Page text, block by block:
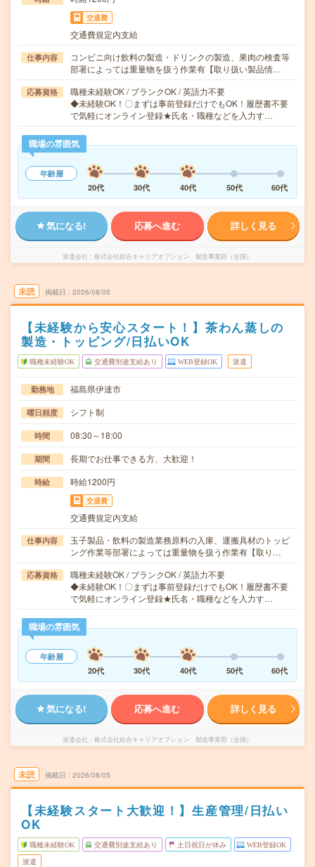
交通費
交通費規定内支給
仕事内容
コンビニ向け飲料の製造・ドリンクの製造、果肉の検査等
部署によっては重量物を扱う作業有【取り扱い製品情…
応募資格
職種未経験OK / ブランクOK / 英語力不要
◆未経験OK！〇まずは事前登録だけでもOK！履歴書不要
で気軽にオンライン登録★氏名・職種などを入力す…
職場の雰囲気
年齢層
20代
30代 40代 50代 60代
気になる! 応募へ進む 詳しく見る
派遣会社 株式会社綜合キャリアオプション 製造事業部（全国）
未読 掲載日 2026/08/05
【未経験から安心スタート！】茶わん蒸しの
製造・トッピング/日払いOK
職種未経験OK 交通費別途支給あり WEB登録OK 派遣
勤務地 福島県伊達市
曜日頻度 シフト制
時間 08:30～18:00
期間 長期でお仕事できる方、大歓迎！
時給 時給1200円
交通費
交通費規定内支給
仕事内容
玉子製品・飲料の製造業務原料の入庫、運搬具材のトッピ
ング作業等部署によっては重量物を扱う作業有【取り…
応募資格
職種未経験OK / ブランクOK / 英語力不要
◆未経験OK！〇まずは事前登録だけでもOK！履歴書不要
で気軽にオンライン登録★氏名・職種などを入力す…
職場の雰囲気
年齢層
20代
30代 40代 50代 60代
気になる! 応募へ進む 詳しく見る
派遣会社 株式会社綜合キャリアオプション 製造事業部（全国）
未読 掲載日 2026/08/05
【未経験スタート大歓迎！】生産管理/日払い
OK
職種未経験OK 交通費別途支給あり 土日祝日が休み WEB登録OK
派遣